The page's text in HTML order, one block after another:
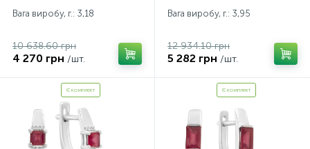
Вага виробу, г.: 3,18
10 638.60 грн
4 270 грн /шт.
Вага виробу, г.: 3,95
12 934.10 грн
5 282 грн /шт.
Є комплект Є комплект